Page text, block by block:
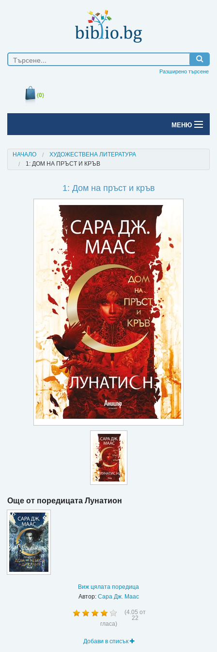
Разширено търсене
(0)
МЕНЮ
Печатни книги
Електронни книги
Вход
Регистрация
НАЧАЛО
ХУДОЖЕСТВЕНА ЛИТЕРАТУРА
1: ДОМ НА ПРЪСТ И КРЪВ
1: Дом на пръст и кръв
Още от поредицата Лунатион
Виж цялата поредица
Автор: Сара Дж. Маас
(4.05 от
22
гласа)
Добави в списък